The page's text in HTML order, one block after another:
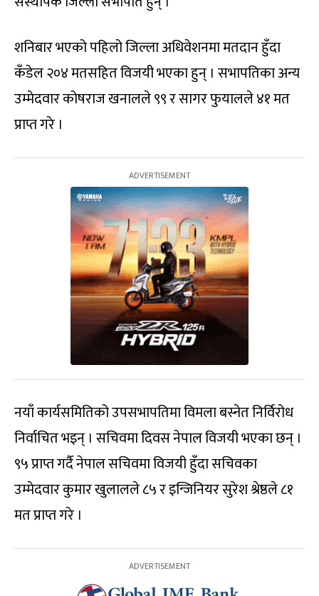
शनिबार भएको पहिलो जिल्ला अधिवेशनमा मतदान हुँदा
कँडेल २०४ मतसहित विजयी भएका हुन् । सभापतिका अन्य
उम्मेदवार कोषराज खनालले ९९ र सागर फुयालले ४१ मत
प्राप्त गरे ।
नयाँ कार्यसमितिको उपसभापतिमा विमला बस्नेत निर्विरोध
निर्वाचित भइन् । सचिवमा दिवस नेपाल विजयी भएका छन् ।
९५ प्राप्त गर्दै नेपाल सचिवमा विजयी हुँदा सचिवका
उम्मेदवार कुमार खुलालले ८५ र इन्जिनियर सुरेश श्रेष्ठले ८१
मत प्राप्त गरे ।